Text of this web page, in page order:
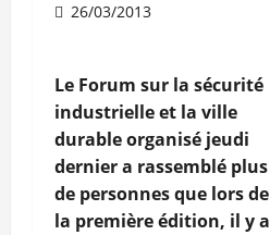
26/03/2013
Le Forum sur la sécurité
industrielle et la ville
durable organisé jeudi
dernier a rassemblé plus
de personnes que lors de
la première édition, il y a